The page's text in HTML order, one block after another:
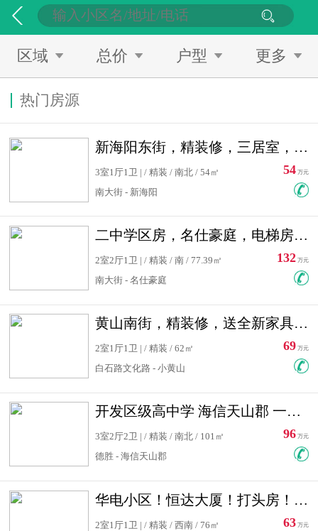
区域 总价 户型 更多
热门房源
新海阳东街，精装修，三居室，南北通透，拎包入住，单价低
3室1厅1卫 | / 精装 / 南北 / 54㎡
南大街 - 新海阳
54 万元
二中学区房，名仕豪庭，电梯房，双南卧室，单价低，急售
2室2厅1卫 | / 精装 / 南 / 77.39㎡
南大街 - 名仕豪庭
132 万元
黄山南街，精装修，送全新家具，看房有钥匙，实用面积大
2室1厅1卫 | / 精装 / 62㎡
白石路文化路 - 小黄山
69 万元
开发区级高中学 海信天山郡 一手合同没有税！ 送车位
3室2厅2卫 | / 精装 / 南北 / 101㎡
德胜 - 海信天山郡
96 万元
华电小区！恒达大厦！打头房！精装修！可低首付！随时看房！
2室1厅1卫 | / 精装 / 西南 / 76㎡
63 万元